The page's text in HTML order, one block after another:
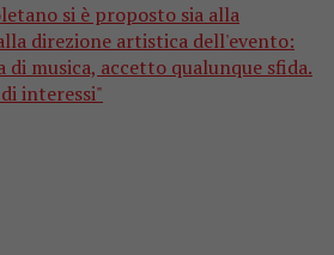
si è proposto sia alla
direzione artistica dell'evento:
musica, accetto qualunque sfida.
interessi"